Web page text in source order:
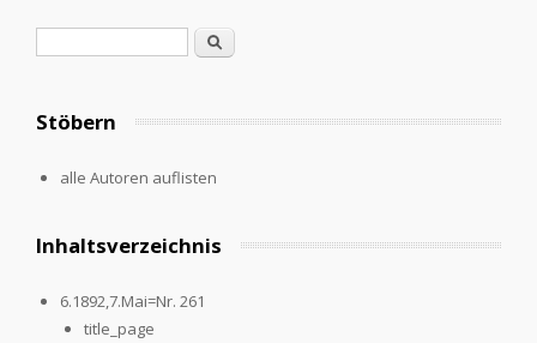
Search
Stöbern
alle Autoren auflisten
Inhaltsverzeichnis
6.1892,7.Mai=Nr. 261
title_page